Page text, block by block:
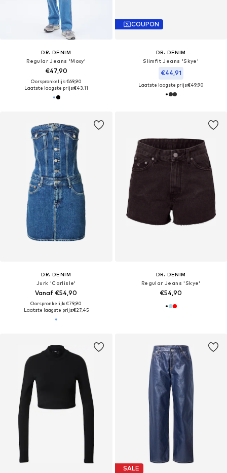
DR. DENIM
Regular Jeans 'Moxy'
€47,90
Oorspronkelijk: €69,90
Laatste laagste prijs:€43,11
COUPON
DR. DENIM
Slimfit Jeans 'Skye'
€44,91
Laatste laagste prijs:€49,90
DR. DENIM
Jurk 'Carlisle'
Vanaf €54,90
Oorspronkelijk: €79,90
Laatste laagste prijs:€27,45
DR. DENIM
Regular Jeans 'Skye'
€54,90
SALE